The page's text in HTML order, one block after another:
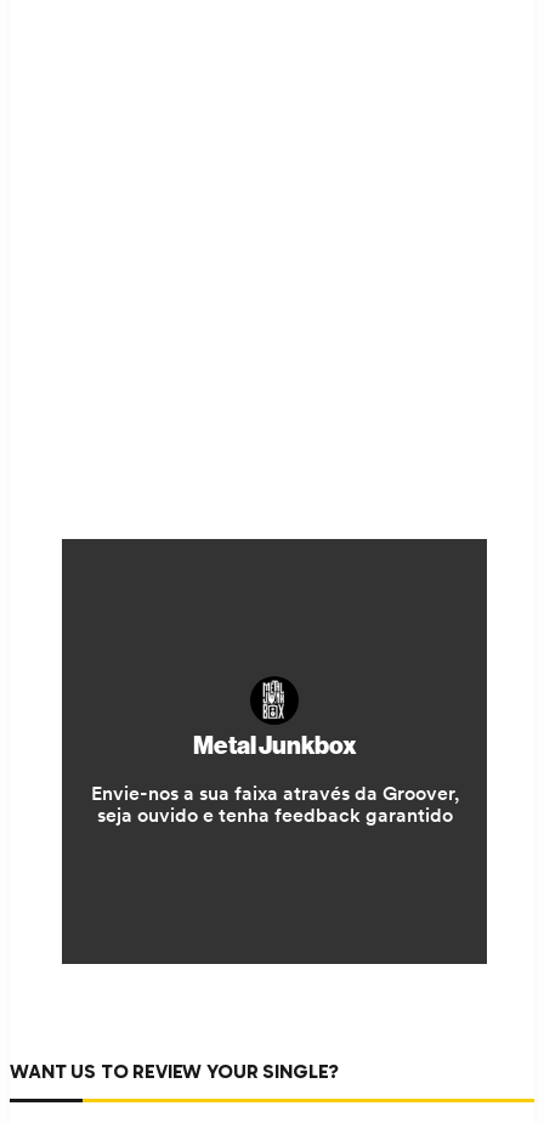
WANT US TO REVIEW YOUR SINGLE?